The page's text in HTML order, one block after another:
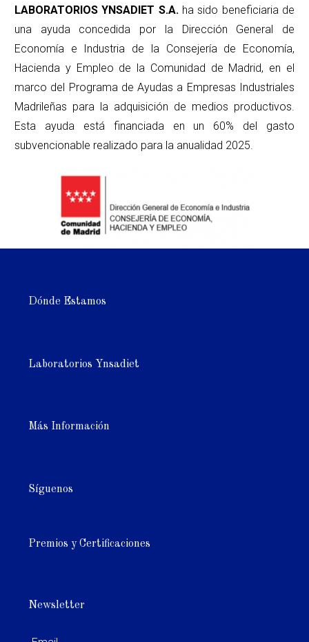
LABORATORIOS YNSADIET S.A. ha sido beneficiaria de
una ayuda concedida por la Dirección General de
Economía e Industria de la Consejería de Economía,
Hacienda y Empleo de la Comunidad de Madrid, en el
marco del Programa de Ayudas a Empresas Industriales
Madrileñas para la adquisición de medios productivos.
Esta ayuda está financiada en un 60% del gasto
subvencionable realizado para la anualidad 2025.
Dónde Estamos
Laboratorios Ynsadiet
Más Información
Síguenos
Premios y Certificaciones
Newsletter